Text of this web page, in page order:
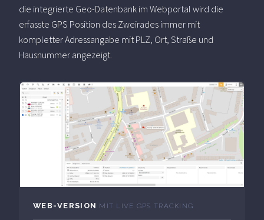
die integrierte Geo-Datenbank im Webportal wird die
erfasste GPS Position des Zweirades immer mit
kompletter Adressangabe mit PLZ, Ort, Straße und
Hausnummer angezeigt.
WEB-VERSION MIT LIVE GPS TRACKING